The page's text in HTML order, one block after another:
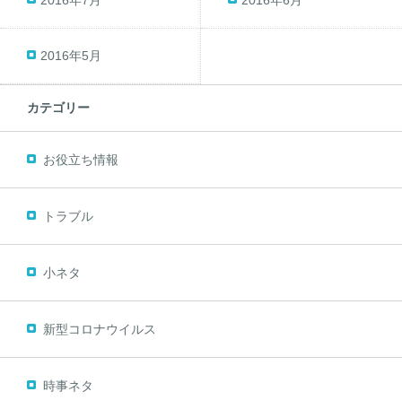
2016年5月
カテゴリー
お役立ち情報
トラブル
小ネタ
新型コロナウイルス
時事ネタ